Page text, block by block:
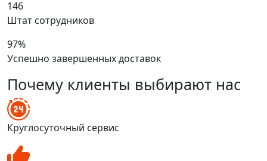
146
Штат сотрудников
97%
Успешно завершенных доставок
Почему клиенты выбирают нас
Круглосуточный сервис